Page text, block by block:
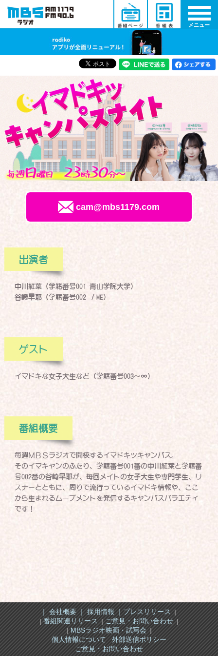
メニュー
cam@mbs1179.com
出演者
中川紅葉（学籍番号001 青山学院大学）
谷崎早耶（学籍番号002 ≠ME）
ゲスト
イマドキな女子大生など（学籍番号003～∞）
番組概要
毎週ＭＢＳラジオで開校するイマドキッキャンパス。
そのイマキャンのふたり、学籍番号001番の中川紅葉と学籍番
号002番の谷崎早耶が、毎回メイトの女子大生や専門学生、リ
スナーとともに、周りで流行っているイマドキ情報や、ここ
から生まれるムーブメントを発信するキャンパスバラエティ
です！
｜ 会社概要 ｜採用情報 ｜プレスリリース｜
｜番組関連リリース｜ご意見・お問い合わせ｜
｜MBSラジオ映画・試写会｜
個人情報について
外部送信ポリシー
ご意見・お問い合わせ